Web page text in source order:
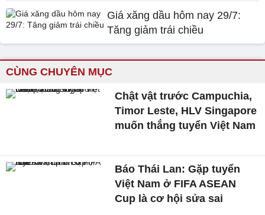
Giá xăng dầu hôm nay 29/7:
Tăng giảm trái chiều
CÙNG CHUYÊN MỤC
Chật vật trước Campuchia,
Timor Leste, HLV Singapore
muốn thắng tuyển Việt Nam
Báo Thái Lan: Gặp tuyển
Việt Nam ở FIFA ASEAN
Cup là cơ hội sửa sai